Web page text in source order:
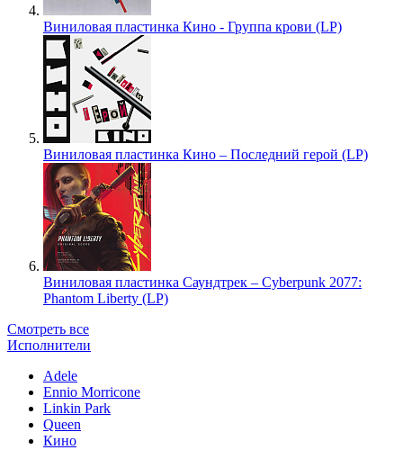
Виниловая пластинка Кино - Группа крови (LP)
Виниловая пластинка Кино – Последний герой (LP)
Виниловая пластинка Саундтрек – Cyberpunk 2077:
Phantom Liberty (LP)
Смотреть все
Исполнители
Adele
Ennio Morricone
Linkin Park
Queen
Кино